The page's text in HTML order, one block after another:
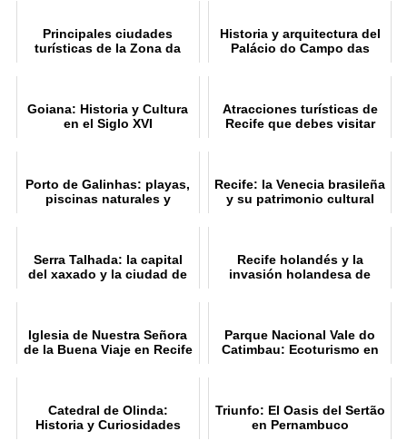
Principales ciudades
turísticas de la Zona da
Historia y arquitectura del
Palácio do Campo das
Goiana: Historia y Cultura
en el Siglo XVI
Atracciones turísticas de
Recife que debes visitar
Porto de Galinhas: playas,
piscinas naturales y
Recife: la Venecia brasileña
y su patrimonio cultural
Serra Talhada: la capital
del xaxado y la ciudad de
Recife holandés y la
invasión holandesa de
Iglesia de Nuestra Señora
de la Buena Viaje en Recife
Parque Nacional Vale do
Catimbau: Ecoturismo en
Catedral de Olinda:
Historia y Curiosidades
Triunfo: El Oasis del Sertão
en Pernambuco